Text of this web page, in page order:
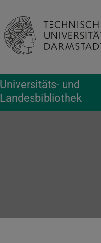
Universitäts- und
Landesbibliothek